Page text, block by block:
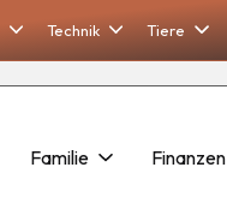
Technik Tiere
Familie Finanzen